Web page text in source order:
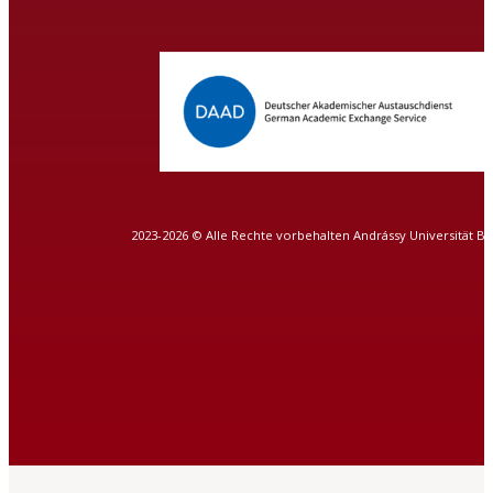
2023-2026 © Alle Rechte vorbehalten Andrássy Universität